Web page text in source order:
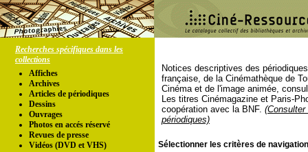
Recherches spécifiques dans les
collections
Affiches
Archives
Articles de périodiques
Dessins
Ouvrages
Photos en accés réservé
Revues de presse
Vidéos (DVD et VHS)
Notices descriptives des
française, de la Cinémathèque de
Cinéma et de l'image animée,
Les titres Cinémagazine et Paris-
coopération avec la BNF.
périodiques)
Sélectionner les critères de